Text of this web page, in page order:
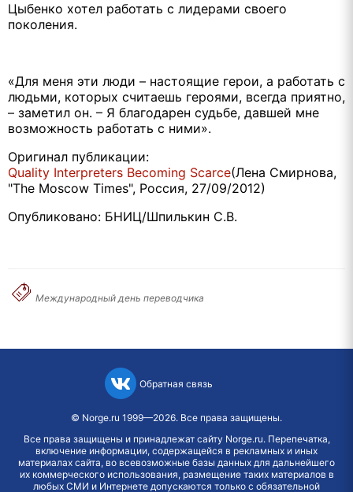
Цыбенко хотел работать с лидерами своего
поколения.
«Для меня эти люди – настоящие герои, а работать с
людьми, которых считаешь героями, всегда приятно,
– заметил он. – Я благодарен судьбе, давшей мне
возможность работать с ними».
Оригинал публикации:
Quality Interpreters Becoming Scarce(Лена Смирнова,
"The Moscow Times", Россия, 27/09/2012)
Опубликовано: БНИЦ/Шпилькин С.В.
Международный день переводчика
Обратная связь
© Norge.ru 1999—2026. Все права защищены.
Все права защищены и принадлежат сайту Norge.ru. Перепечатка,
включение информации, содержащейся в рекламных и иных
материалах сайта, во всевозможные базы данных для дальнейшего
их коммерческого использования, размещение таких материалов в
любых СМИ и Интернете допускаются только с обязательной